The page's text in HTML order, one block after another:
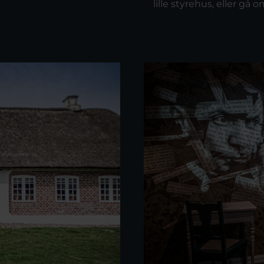
lille styrehus, eller gå